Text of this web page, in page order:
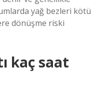
yağ bezleri kötü
dönüşme riski
kaç saat